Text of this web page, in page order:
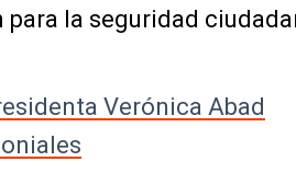
la seguridad
Verónica Abad